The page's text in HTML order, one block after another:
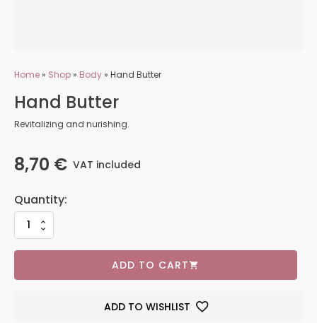
Home» Shop» Body» Hand Butter
Hand Butter
Revitalizing and nurishing.
8,70 € VAT included
ADD TO CART
ADD TO WISHLIST